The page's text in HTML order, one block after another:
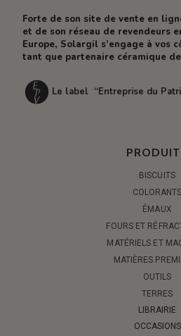
Forte de son site de vente en
et de son réseau de revendeurs
Europe, Solargil s’engage à vos
tant que partenaire céramique
Le label “Entreprise du
BISCUITS
COLORANTS
ÉMAUX
FOURS ET
MATÉRIELS ET
MATIÈRES
OUTILS
TERRES
LIBRAIRIE
OCCASIONS